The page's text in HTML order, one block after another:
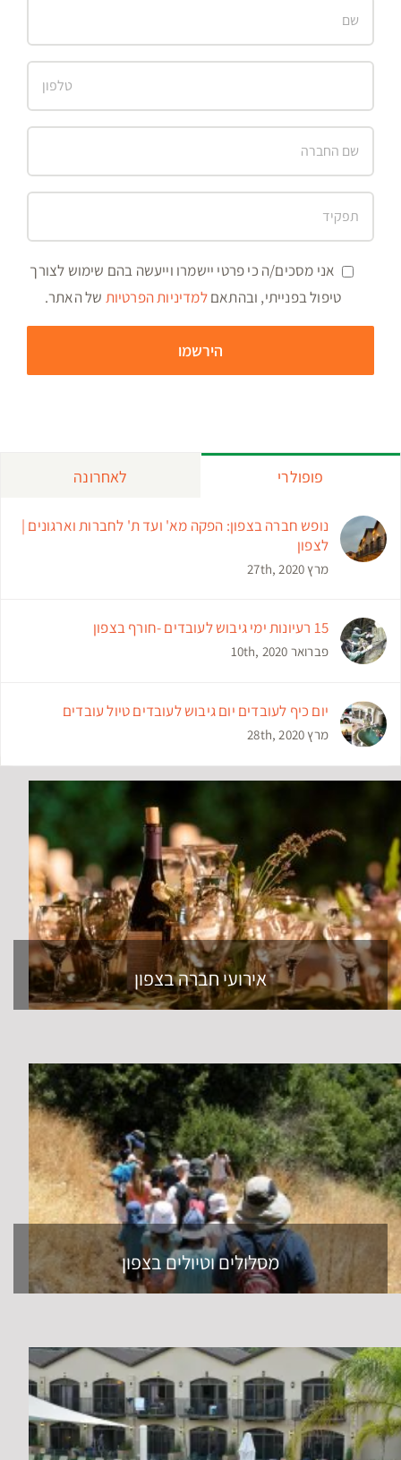
אני מסכים/ה כי פרטי יישמרו וייעשה בהם שימוש לצורך
טיפול בפנייתי, ובהתאםלמדיניות הפרטיות של האתר.
פופולרי לאחרונה
נופש חברה בצפון: הפקה מא' ועד ת' לחברות וארגונים |
לצפון
מרץ 27th, 2020
15 רעיונות ימי גיבוש לעובדים -חורף בצפון
פברואר 10th, 2020
יום כיף לעובדים יום גיבוש לעובדים טיול עובדים
מרץ 28th, 2020
אירועי חברה בצפון
מסלולים וטיולים בצפון